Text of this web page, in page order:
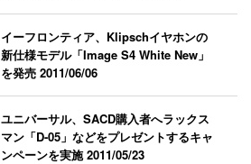
イーフロンティア、Klipschイヤホンの
新仕様モデル「Image S4 White New」
を発売2011/06/06
ユニバーサル、SACD購入者へラックス
マン「D-05」などをプレゼントするキャ
ンペーンを実施2011/05/23